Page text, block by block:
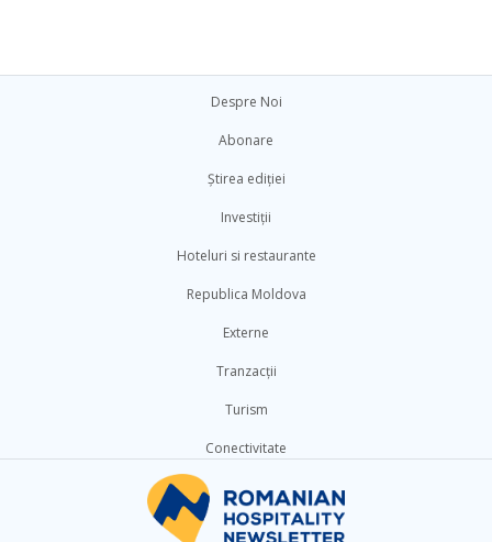
Despre Noi
Abonare
Știrea ediției
Investiții
Hoteluri si restaurante
Republica Moldova
Externe
Tranzacții
Turism
Conectivitate